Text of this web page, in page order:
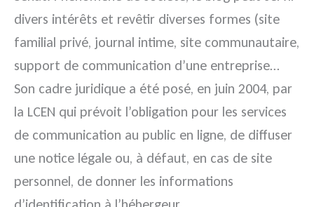
divers intérêts et revêtir diverses formes (site
familial privé, journal intime, site communautaire,
support de communication d’une entreprise…
Son cadre juridique a été posé, en juin 2004, par
la LCEN qui prévoit l’obligation pour les services
de communication au public en ligne, de diffuser
une notice légale ou, à défaut, en cas de site
personnel, de donner les informations